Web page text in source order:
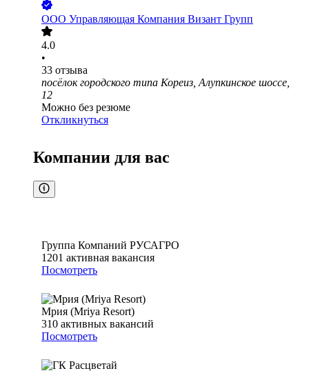
ООО Управляющая Компания Визант Групп
4.0
•
33 отзыва
посёлок городского типа Кореиз, Алупкинское шоссе,
12
Можно без резюме
Откликнуться
Компании для вас
Группа Компаний РУСАГРО
1201 активная вакансия
Посмотреть
Мрия (Mriya Resort)
310 активных вакансий
Посмотреть